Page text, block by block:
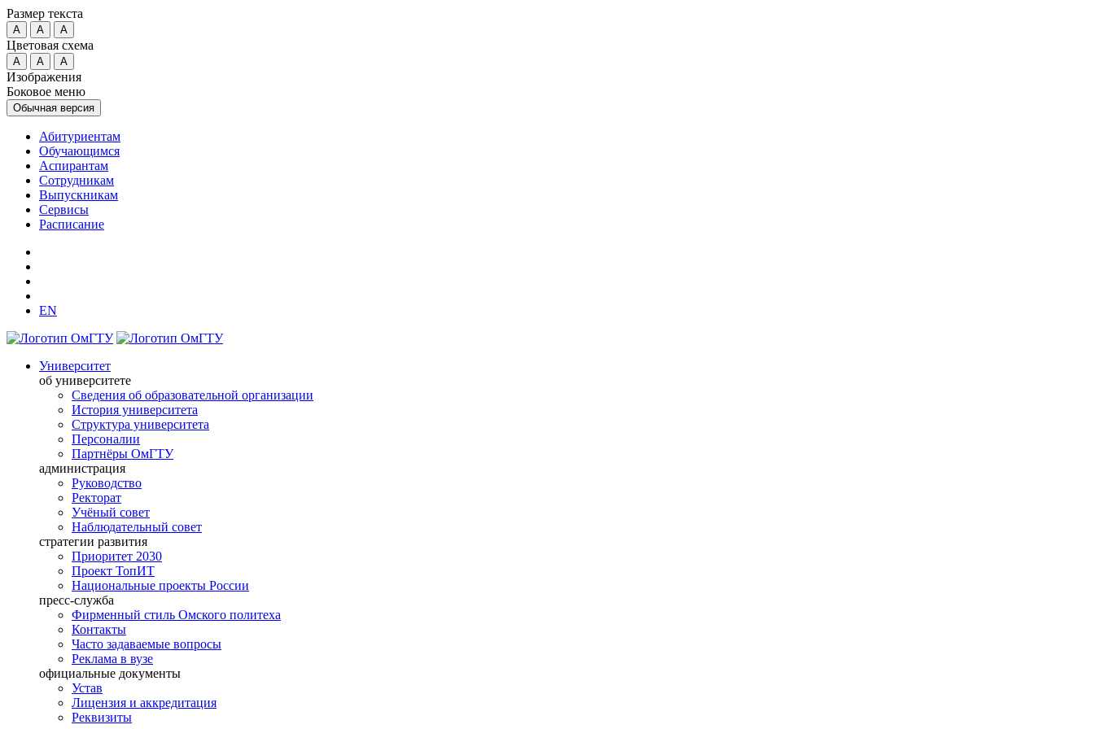
Размер текста
A A A
Цветовая схема
A A A
Изображения
Боковое меню
Обычная версия
Абитуриентам
Обучающимся
Аспирантам
Сотрудникам
Выпускникам
Сервисы
Расписание
EN
Университет
об университете
Сведения об образовательной организации
История университета
Структура университета
Персоналии
Партнёры ОмГТУ
администрация
Руководство
Ректорат
Учёный совет
Наблюдательный совет
стратегии развития
Приоритет 2030
Проект ТопИТ
Национальные проекты России
пресс-служба
Фирменный стиль Омского политеха
Контакты
Часто задаваемые вопросы
Реклама в вузе
официальные документы
Устав
Лицензия и аккредитация
Реквизиты